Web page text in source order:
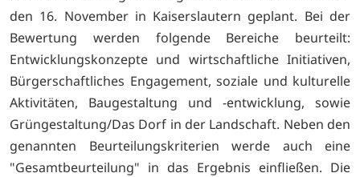
den 16. November in Kaiserslautern geplant. Bei der
Bewertung werden folgende Bereiche beurteilt:
Entwicklungskonzepte und wirtschaftliche Initiativen,
Bürgerschaftliches Engagement, soziale und kulturelle
Aktivitäten, Baugestaltung und -entwicklung, sowie
Grüngestaltung/Das Dorf in der Landschaft. Neben den
genannten Beurteilungskriterien werde auch eine
"Gesamtbeurteilung" in das Ergebnis einfließen. Die